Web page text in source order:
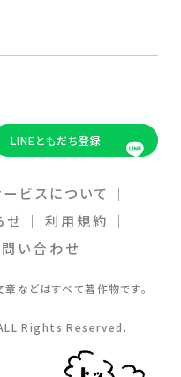
LINEともだち登録
ビスについて
｜
せ ｜ 利⽤規約
｜
い合わせ
などはすべて著作物です。
Rights Reserved.